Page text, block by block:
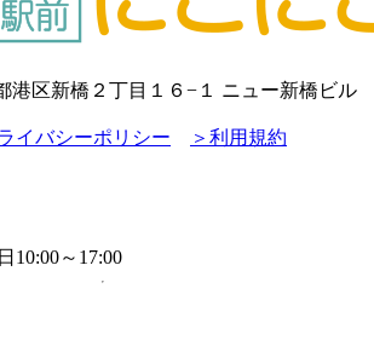
港区新橋２丁目１６−１ ニュー新橋ビル
イバシーポリシー
＞利用規約
10:00～17:00